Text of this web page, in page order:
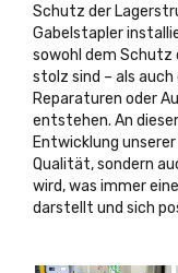
Schutz der
Gabelstapler
sowohl dem Schutz
stolz sind – als auch
Reparaturen oder
entstehen. An
Entwicklung
Qualität, sondern
wird, was immer
darstellt und sich